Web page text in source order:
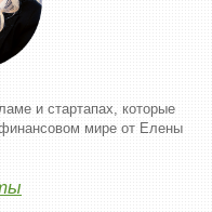
и стартапах, которые
мире от Елены